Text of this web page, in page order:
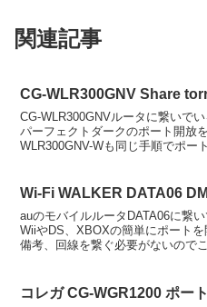
関連記事
CG-WLR300GNV Share
CG-WLR300GNVルータに繋いで
パーフェクトダークのポート開放
WLR300GNV-Wも同じ手順でポー
Wi-Fi WALKER DATA06
auのモバイルルータDATA06に繋
WiiやDS、XBOXの簡単にポートを
備考、回線を繋ぐ必要がないので
コレガ CG-WGR1200 ポー